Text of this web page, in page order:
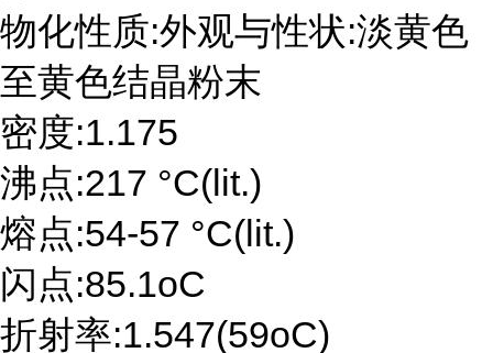
物化性质:外观与性状:淡黄色
至黄色结晶粉末
密度:1.175
沸点:217 °C(lit.)
熔点:54-57 °C(lit.)
闪点:85.1oC
折射率:1.547(59oC)